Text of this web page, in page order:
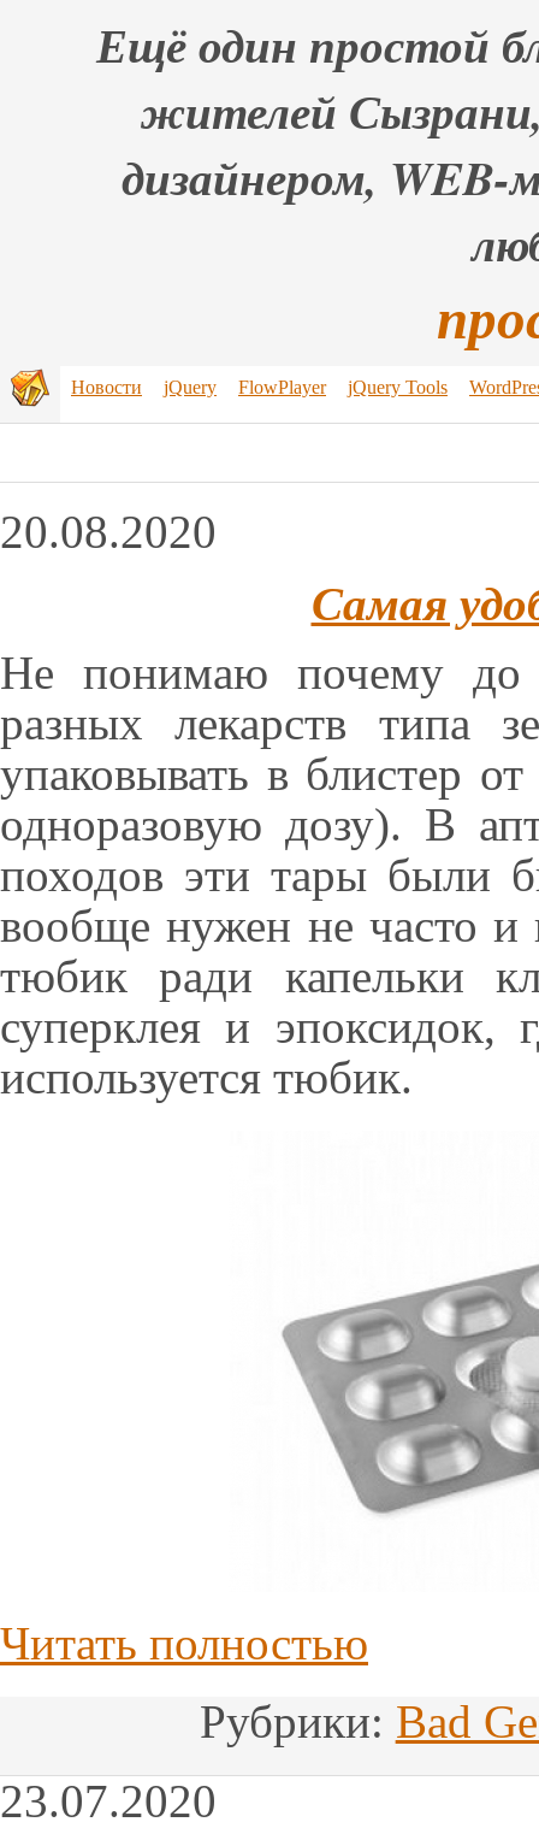
Ещё один простой
жителей
дизайнером,
Новости jQuery FlowPlayer jQuery Tools
20.08.2020
Самая
Не понимаю почему до
разных лекарств типа
упаковывать в блистер
одноразовую дозу). В
походов эти тары были
вообще нужен не часто и
тюбик ради капельки
суперклея и эпоксидок,
используется тюбик.
Читать полностью
Рубрики: Bad
23.07.2020